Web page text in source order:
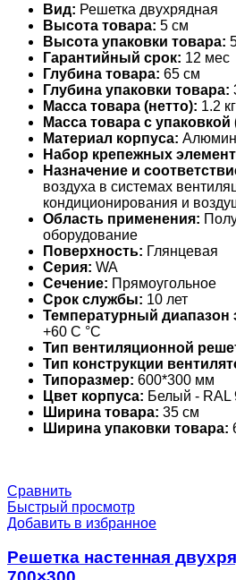
Вид: Решетка двухрядная
Высота товара: 5 см
Высота упаковки товара:
Гарантийный срок: 12 мес
Глубина товара: 65 см
Глубина упаковки товара:
Масса товара (нетто): 1.2 кг
Масса товара с упаковкой
Материал корпуса:
Набор крепежных
Назначение и
воздуха в системах
кондиционирования и
Область применения:
оборудование
Поверхность: Глянцевая
Серия: WA
Сечение: Прямоугольное
Срок службы: 10 лет
Температурный диапазон
+60 С °С
Тип вентиляционной
Тип конструкции
Типоразмер: 600*300 мм
Цвет корпуса: Белый - RAL
Ширина товара: 35 см
Ширина упаковки товара:
Сравнить
Быстрый просмотр
Добавить в избранное
Решетка настенная